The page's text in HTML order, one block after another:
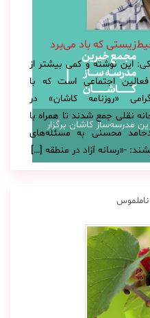
مدرسه‌ساز کاشان برگزار
که باد می‌برد
این‌ نوشته و کمی بیشتر از
اجتماعی است که با
«روزنامه کاشان» در
نقلی جمع شدند تا همراه با
محسنی به مسئله‌های
-«رسانه آزاد در منطقه […]